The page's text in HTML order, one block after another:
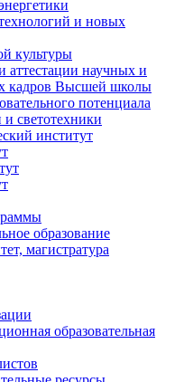
и новых
культуры
аттестации научных и
кадров Высшей школы
потенциала
светотехники
институт
образование
магистратура
образовательная